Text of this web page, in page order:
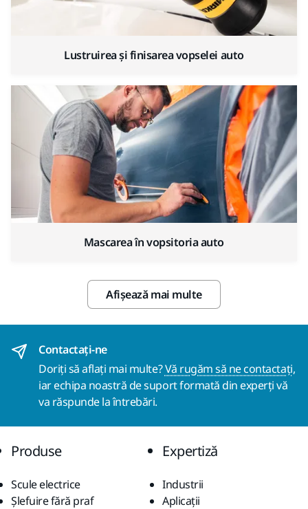
Lustruirea și finisarea vopselei auto
Mascarea în vopsitoria auto
Afișează mai multe
Contactaţi-ne
Doriți să aflați mai multe?Vă rugăm să ne contactați,
iar echipa noastră de suport formată din experți vă
va răspunde la întrebări.
Produse
Scule electrice
Șlefuire fără praf
Expertiză
Industrii
Aplicații